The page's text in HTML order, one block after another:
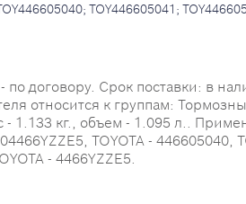
TOY446605041;
договору. Срок поставки: в
относится к группам:
1.133 кг., объем - 1.095 л..
TOYOTA - 446605040,
- 4466YZZE5.